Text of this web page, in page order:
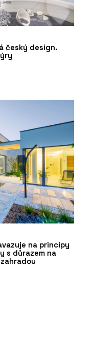
český design.
na principy
s důrazem na